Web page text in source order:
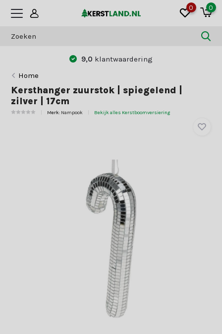
0 0
9,0 klantwaardering
Home
Kersthanger zuurstok | spiegelend |
zilver | 17cm
Merk: Nampook Bekijk alles Kerstboomversiering